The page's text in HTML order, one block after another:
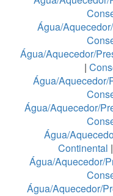
Água/
Água/Aquecedor/
|
Água/Aquecedor/
Água/Aquecedor/
Água/
Continental |
Água/Aquecedor/
Água/Aquecedor/